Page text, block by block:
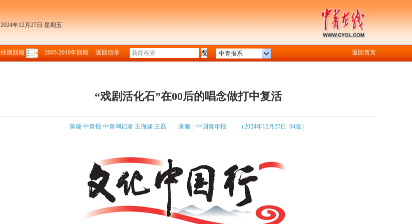
2024年12月27日 星期五
往期回顾 2005-2010年回顾 返回目录 中青报系 返回首页
“戏剧活化石”在00后的唱念做打中复活
陈璐 中青报·中青网记者 王海涵 王磊 来源：中国青年报 （2024年12月27日 04版）